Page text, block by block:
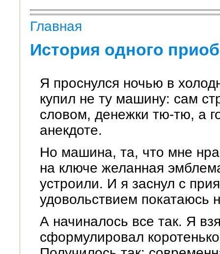
Главная
История одного
Я проснулся ночью в
купил не ту машину: сам
словом, денежки тю-тю, а
анекдоте.
Но машина, та, что мне
на ключе желанная
устроили. И я заснул с
удовольствием покатаюсь
А начиналось все так. Я
сформулировал